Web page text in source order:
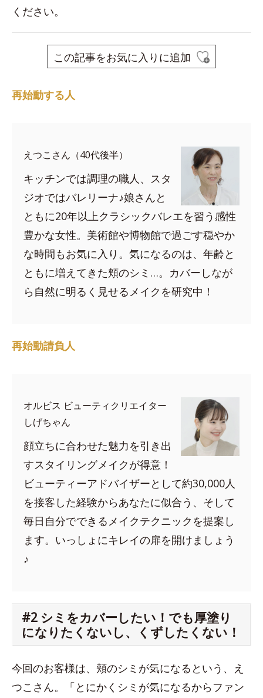
ください。
この記事をお気に入りに追加
再始動する人
えつこさん（40代後半）
キッチンでは調理の職人、スタ
ジオではバレリーナ♪娘さんと
ともに20年以上クラシックバレエを習う感性
豊かな女性。美術館や博物館で過ごす穏やか
な時間もお気に入り。気になるのは、年齢と
ともに増えてきた頬のシミ…。カバーしなが
ら自然に明るく見せるメイクを研究中！
再始動請負人
オルビス ビューティクリエイター
しげちゃん
顔立ちに合わせた魅力を引き出
すスタイリングメイクが得意！
ビューティーアドバイザーとして約30,000人
を接客した経験からあなたに似合う、そして
毎日自分でできるメイクテクニックを提案し
ます。いっしょにキレイの扉を開けましょう
♪
#2 シミをカバーしたい！でも厚塗り
になりたくないし、くずしたくない！
今回のお客様は、頬のシミが気になるという、え
つこさん。「とにかくシミが気になるからファン